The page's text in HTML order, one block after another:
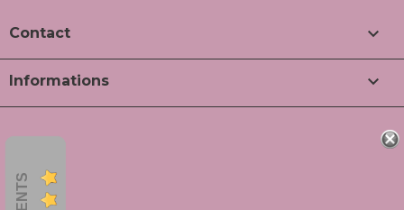
Contact 
Informations 